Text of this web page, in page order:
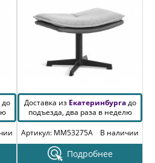
до
Доставка из Екатеринбургадо
подъезда, два раза в неделю
Артикул: MM53275A
В наличии
Подробнее